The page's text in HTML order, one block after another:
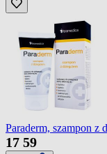
Paraderm, szampon z
17 59